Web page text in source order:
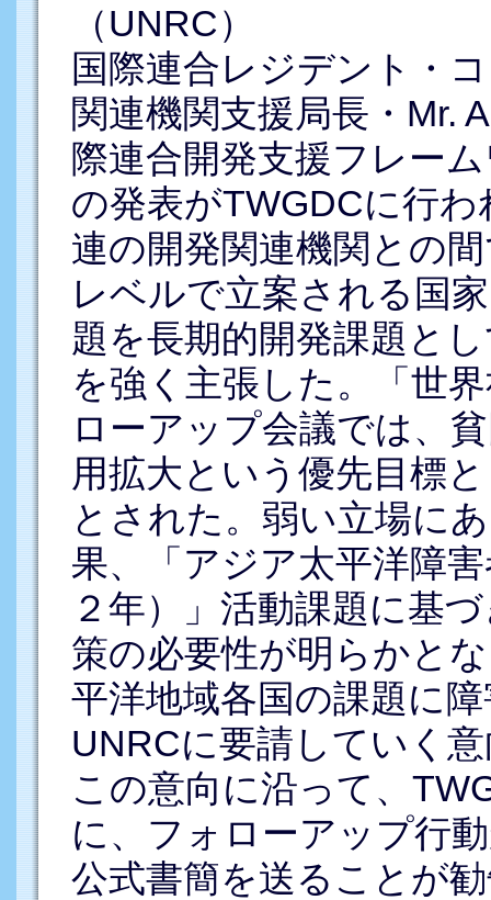
（UNRC）
国際連合レジデント・
関連機関支援局長・Mr.
際連合開発支援フレー
の発表がTWGDCに行
連の開発関連機関との
レベルで立案される国
題を長期的開発課題と
を強く主張した。「世
ローアップ会議では、
用拡大という優先目標
とされた。弱い立場に
果、「アジア太平洋障
２年）」活動課題に基
策の必要性が明らかと
平洋地域各国の課題に
UNRCに要請していく
この意向に沿って、
に、フォローアップ行
公式書簡を送ることが